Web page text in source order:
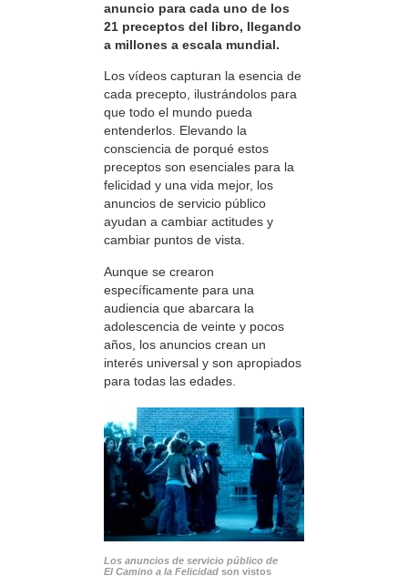
anuncio para cada uno de los
21 preceptos del libro, llegando
a millones a escala mundial.
Los vídeos capturan la esencia de
cada precepto, ilustrándolos para
que todo el mundo pueda
entenderlos. Elevando la
consciencia de porqué estos
preceptos son esenciales para la
felicidad y una vida mejor, los
anuncios de servicio público
ayudan a cambiar actitudes y
cambiar puntos de vista.
Aunque se crearon
específicamente para una
audiencia que abarcara la
adolescencia de veinte y pocos
años, los anuncios crean un
interés universal y son apropiados
para todas las edades.
Los anuncios de servicio público de
El Camino a la Felicidad son vistos